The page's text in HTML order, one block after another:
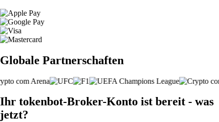
Globale Partnerschaften
Ihr tokenbot-Broker-Konto ist bereit - was
jetzt?